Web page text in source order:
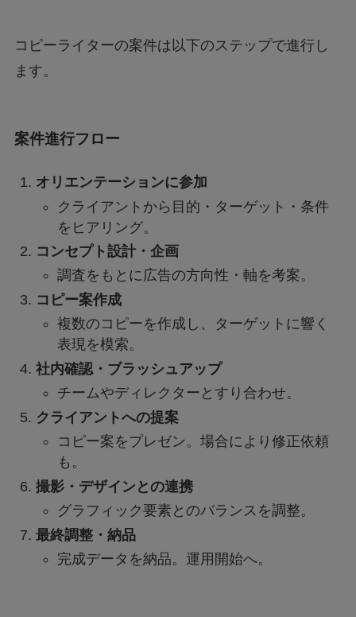
コピーライターの案件は以下のステップで進行し
ます。
案件進行フロー
オリエンテーションに参加
クライアントから目的・ターゲット・条件
をヒアリング。
コンセプト設計・企画
調査をもとに広告の方向性・軸を考案。
コピー案作成
複数のコピーを作成し、ターゲットに響く
表現を模索。
社内確認・ブラッシュアップ
チームやディレクターとすり合わせ。
クライアントへの提案
コピー案をプレゼン。場合により修正依頼
も。
撮影・デザインとの連携
グラフィック要素とのバランスを調整。
最終調整・納品
完成データを納品。運用開始へ。